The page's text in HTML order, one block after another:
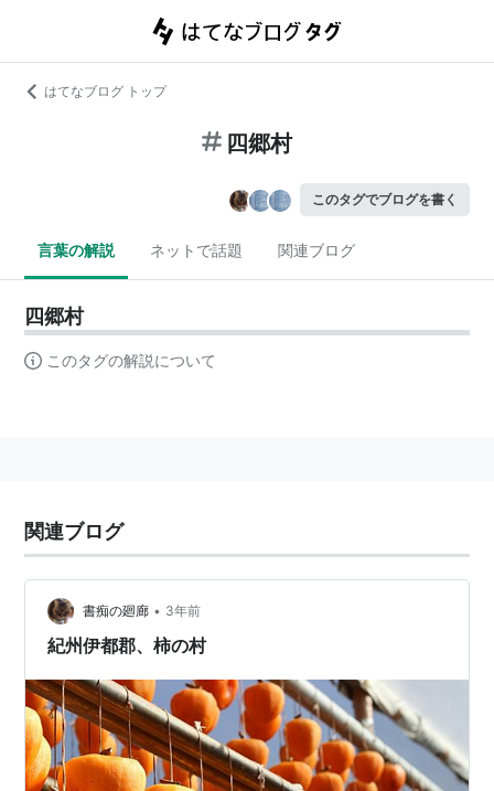
はてなブログ トップ
四郷村
このタグでブログを書く
言葉の解説 ネットで話題 関連ブログ
四郷村
このタグの解説について
関連ブログ
書痴の廻廊 • 3年前
紀州伊都郡、柿の村